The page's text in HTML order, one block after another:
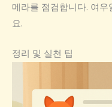
메라를 점검합니다. 여
요.
정리 및 실천 팁